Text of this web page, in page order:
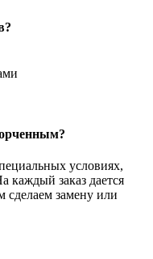
условиях,
каждый заказ дается
сделаем замену или